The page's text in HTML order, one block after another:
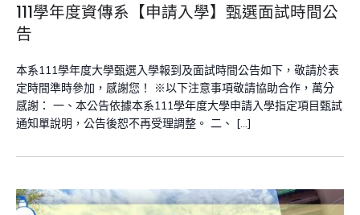
111學年度資傳系【申請入學】甄選面試時間公
告
本系111學年度大學甄選入學報到及面試時間公告如下，敬請於表
定時間準時參加，感謝您！ ※以下注意事項敬請協助合作，萬分
感謝： 一、本公告依據本系111學年度大學申請入學指定項目甄試
通知單說明，公告後恕不再受理調整。 二、 […]